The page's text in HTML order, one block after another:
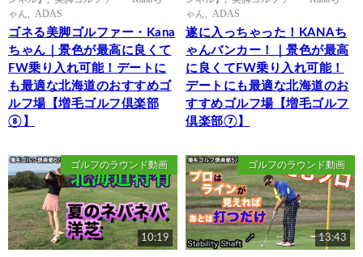
ゃん
ADAS
ゴネる美脚ゴルファー・Kana
ちゃん｜景色が最高に良くて
FW乗り入れ可能！デートに
も最適な北海道のおすすめゴ
ルフ場【増毛ゴルフ倶楽部
⑧】
ゃん
ADAS
遂に入っちゃった！KANAち
ゃんバンカー！｜景色が最高
に良くてFW乗り入れ可能！
デートにも最適な北海道のお
すすめゴルフ場【増毛ゴルフ
倶楽部⑦】
ゴルフのラウンド動画
10:19
ゴルフのラウンド動画
13:43